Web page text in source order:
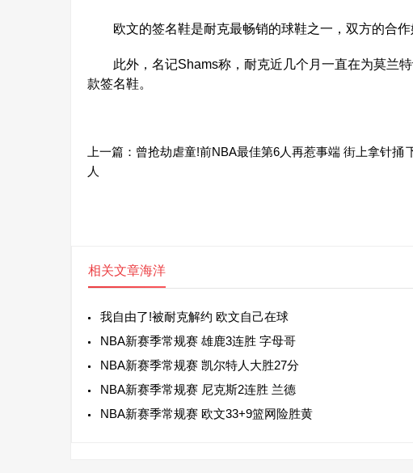
欧文的签名鞋是耐克最畅销的球鞋之一，双方的合作
此外，名记Shams称，耐克近几个月一直在为莫兰特
款签名鞋。
上一篇： 曾抢劫虐童!前NBA最佳第6人再惹事端 街上拿针捅
人
相关文章海洋
我自由了!被耐克解约 欧文自己在球
NBA新赛季常规赛 雄鹿3连胜 字母哥
NBA新赛季常规赛 凯尔特人大胜27分
NBA新赛季常规赛 尼克斯2连胜 兰德
NBA新赛季常规赛 欧文33+9篮网险胜黄